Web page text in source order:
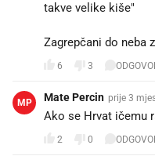
takve velike kiše"
Zagrepčani do neba
6 3
MP Mate Percin prije 3
Ako se Hrvat ičemu
2 0